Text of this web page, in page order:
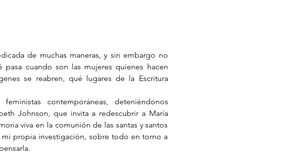
de muchas maneras, y sin embargo no
cuando son las mujeres quienes hacen
se reabren, qué lugares de la Escritura
contemporáneas, deteniéndonos
Johnson, que invita a redescubrir a María
viva en la comunión de las santas y santos
propia investigación, sobre todo en torno a